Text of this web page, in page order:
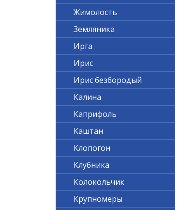
Жимолость
Земляника
Ирга
Ирис
Ирис безбородый
Калина
Каприфоль
Каштан
Клопогон
Клубника
Колокольчик
Крупномеры